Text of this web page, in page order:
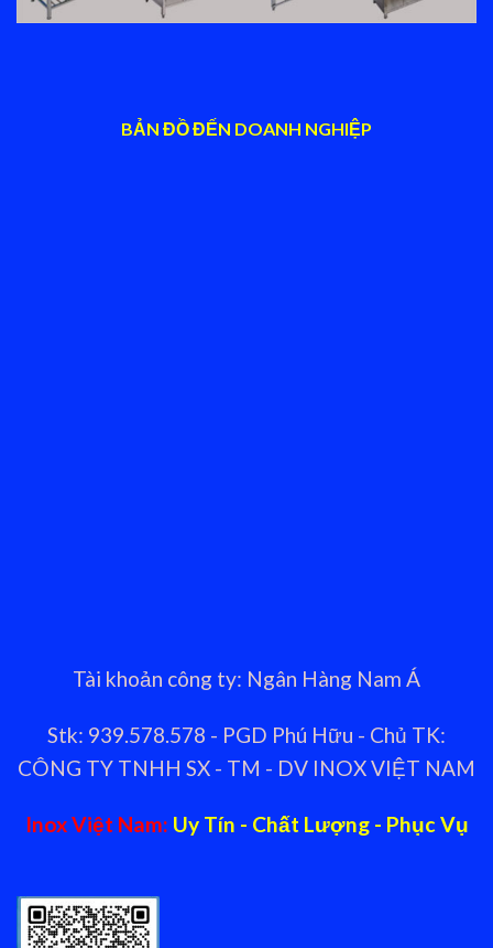
BẢN ĐỒ ĐẾN DOANH NGHIỆP
Tài khoản công ty: Ngân Hàng Nam Á
Stk: 939.578.578 - PGD Phú Hữu - Chủ TK:
CÔNG TY TNHH SX - TM - DV INOX VIỆT NAM
Inox Việt Nam: Uy Tín - Chất Lượng - Phục Vụ